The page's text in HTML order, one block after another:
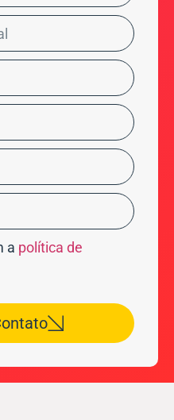
a política de